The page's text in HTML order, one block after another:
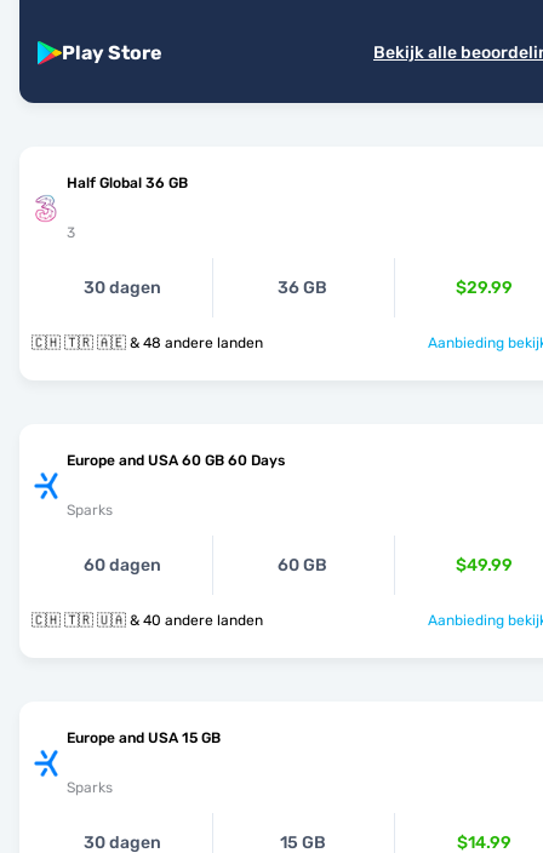
Play Store Bekijk alle
Half Global 36 GB
3
30 dagen 36 GB $29.99
🇨🇭 🇹🇷 🇦🇪 & 48 andere landen Aanbieding
Europe and USA 60 GB 60 Days
Sparks
60 dagen 60 GB $49.99
🇨🇭 🇹🇷 🇺🇦 & 40 andere landen Aanbieding
Europe and USA 15 GB
Sparks
30 dagen 15 GB $14.99